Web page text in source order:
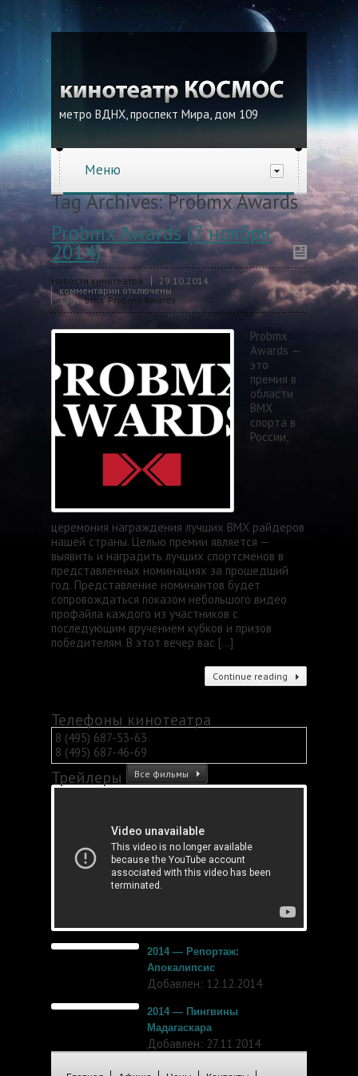
метро ВДНХ, проспект Мира, дом 109
Меню
Tag Archives:Probmx Awards
Probmx Awards (7 ноября
2014)
Новости кинотеатра
29.10.2014
комментарии отключены
Tags:bmx,Probmx Awards
Probmx
Awards —
это
премия в
области
BMX
спорта в
России,
церемония награждения лучших BMX райдеров
нашей страны. Целью премии является —
выявить и наградить лучших спортсменов в
представленных номинациях за прошедший
год. Представление номинантов будет
сопровождаться показом небольшого видео
профайла каждого из участников с
последующим вручением кубков и призов
победителям. В этот вечер вас […]
Continue reading
Телефоны кинотеатра
8 (495) 687-53-63
8 (495) 687-46-69
Трейлеры Все фильмы
2014 — Репортаж:
Апокалипсис
Добавлен: 12.12.2014
2014 — Пингвины
Мадагаскара
Добавлен: 27.11.2014